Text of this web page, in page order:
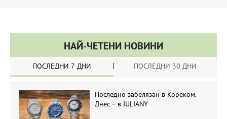
НАЙ-ЧЕТЕНИ НОВИНИ
ПОСЛЕДНИ 7 ДНИ ПОСЛЕДНИ 30 ДНИ
Последно забелязан в Кореком.
Днес – в JULIANY